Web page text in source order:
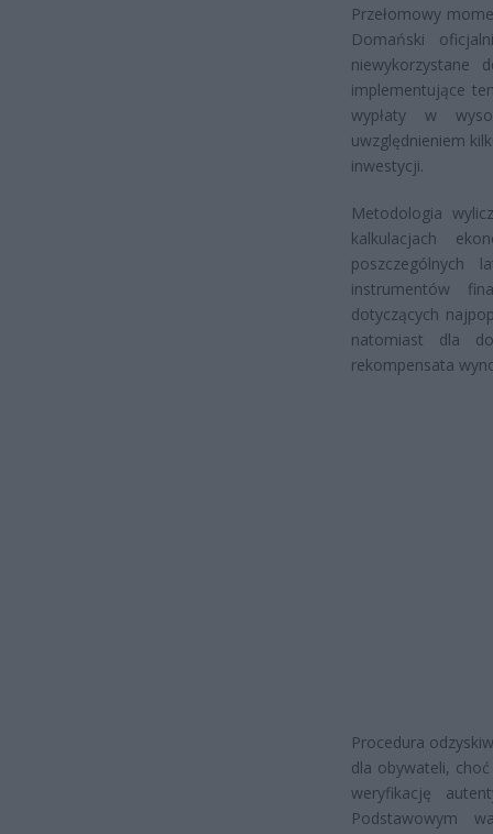
Przełomowy
Domański
niewykorzystane
implementujące
wypłaty w
uwzględnieniem
inwestycji.
Metodologia
kalkulacjach
poszczególnych
instrumentów
dotyczących
natomiast dla
rekompensata
Procedura
dla obywateli,
weryfikację
Podstawowym